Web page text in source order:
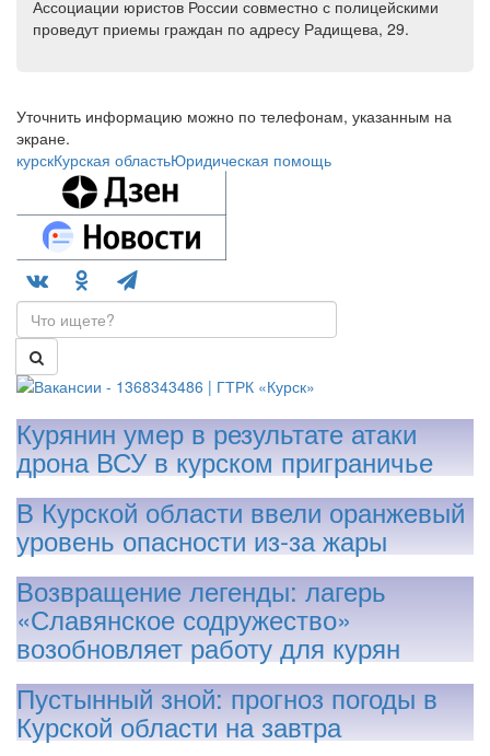
Ассоциации юристов России совместно с полицейскими
проведут приемы граждан по адресу Радищева, 29.
Уточнить информацию можно по телефонам, указанным на
экране.
курскКурская областьЮридическая помощь
Курянин умер в результате атаки
дрона ВСУ в курском приграничье
В Курской области ввели оранжевый
уровень опасности из-за жары
Возвращение легенды: лагерь
«Славянское содружество»
возобновляет работу для курян
Пустынный зной: прогноз погоды в
Курской области на завтра